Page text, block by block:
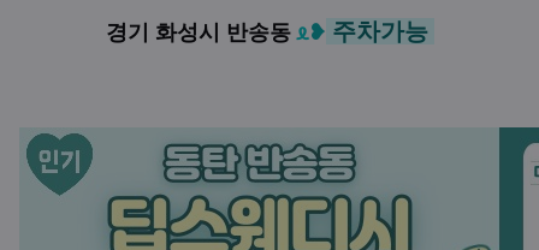
경기 화성시 반송동ᦸ❥ 주차가능